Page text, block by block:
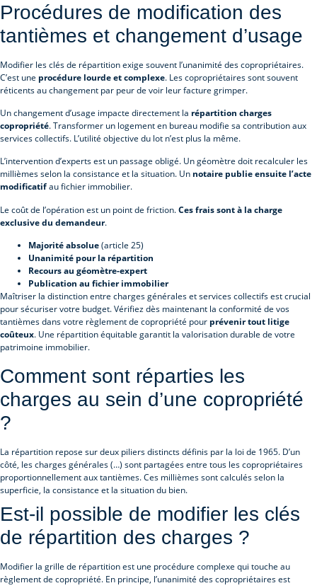
Procédures de modification des
tantièmes et changement d’usage
Modifier les clés de répartition exige souvent l’unanimité des copropriétaires.
C’est une procédure lourde et complexe. Les copropriétaires sont souvent
réticents au changement par peur de voir leur facture grimper.
Un changement d’usage impacte directement la répartition charges
copropriété. Transformer un logement en bureau modifie sa contribution aux
services collectifs. L’utilité objective du lot n’est plus la même.
L’intervention d’experts est un passage obligé. Un géomètre doit recalculer les
millièmes selon la consistance et la situation. Un notaire publie ensuite l’acte
modificatifau fichier immobilier.
Le coût de l’opération est un point de friction.Ces frais sont à la charge
exclusive du demandeur.
Majorité absolue(article 25)
Unanimité pour la répartition
Recours au géomètre-expert
Publication au fichier immobilier
Maîtriser la distinction entre charges générales et services collectifs est crucial
pour sécuriser votre budget. Vérifiez dès maintenant la conformité de vos
tantièmes dans votre règlement de copropriété pour prévenir tout litige
coûteux. Une répartition équitable garantit la valorisation durable de votre
patrimoine immobilier.
Comment sont réparties les
charges au sein d’une copropriété
?
La répartition repose sur deux piliers distincts définis par la loi de 1965. D’un
côté, les charges générales (…) sont partagées entre tous les copropriétaires
proportionnellement aux tantièmes. Ces millièmes sont calculés selon la
superficie, la consistance et la situation du bien.
Est-il possible de modifier les clés
de répartition des charges ?
Modifier la grille de répartition est une procédure complexe qui touche au
règlement de copropriété. En principe, l’unanimité des copropriétaires est